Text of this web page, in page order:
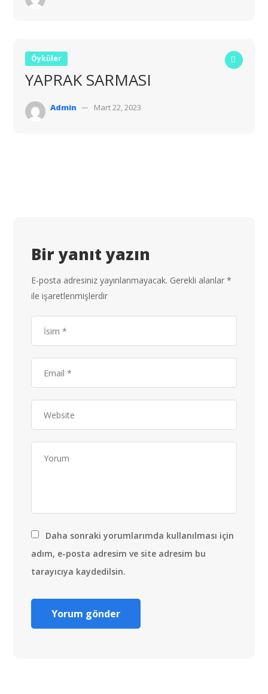
Öyküler
YAPRAK SARMASI
Admin Mart 22, 2023
Bir yanıt yazın
E-posta adresiniz yayınlanmayacak. Gerekli alanlar*
ile işaretlenmişlerdir
Daha sonraki yorumlarımda kullanılması için
adım, e-posta adresim ve site adresim bu
tarayıcıya kaydedilsin.